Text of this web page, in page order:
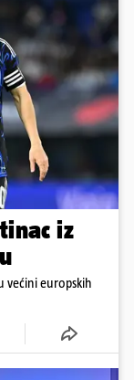
iz
većini europskih